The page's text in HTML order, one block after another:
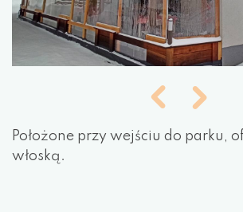
Położone przy wejściu do parku,
włoską.